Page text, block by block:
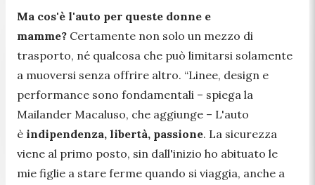
Ma cos'è l'auto per queste donne e
mamme? Certamente non solo un mezzo di
trasporto, né qualcosa che può limitarsi solamente
a muoversi senza offrire altro. “Linee, design e
performance sono fondamentali – spiega la
Mailander Macaluso, che aggiunge – L'auto
è indipendenza, libertà, passione. La sicurezza
viene al primo posto, sin dall'inizio ho abituato le
mie figlie a stare ferme quando si viaggia, anche a